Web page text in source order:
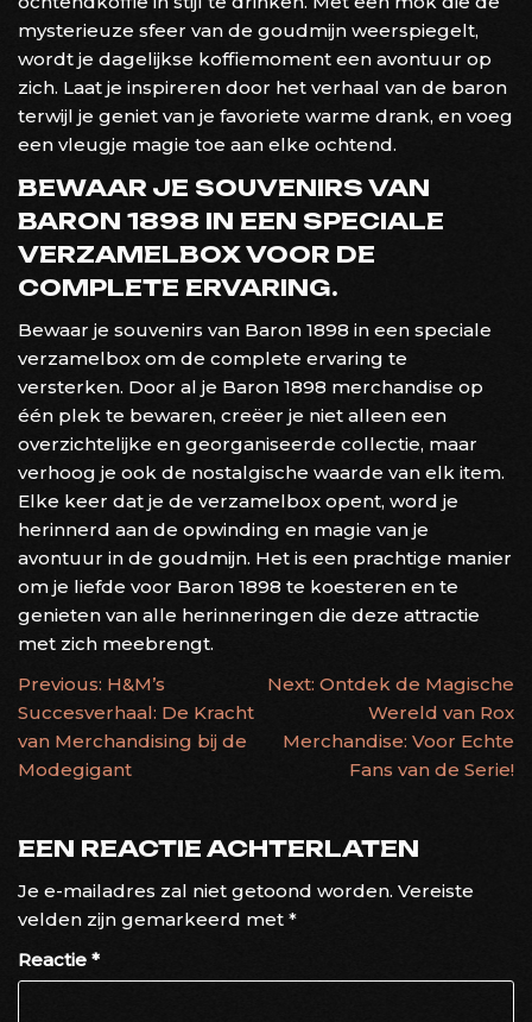
mysterieuze sfeer van de goudmijn weerspiegelt,
wordt je dagelijkse koffiemoment een avontuur op
zich. Laat je inspireren door het verhaal van de baron
terwijl je geniet van je favoriete warme drank, en voeg
een vleugje magie toe aan elke ochtend.
BEWAAR JE SOUVENIRS VAN
BARON 1898 IN EEN SPECIALE
VERZAMELBOX VOOR DE
COMPLETE ERVARING.
Bewaar je souvenirs van Baron 1898 in een speciale
verzamelbox om de complete ervaring te
versterken. Door al je Baron 1898 merchandise op
één plek te bewaren, creëer je niet alleen een
overzichtelijke en georganiseerde collectie, maar
verhoog je ook de nostalgische waarde van elk item.
Elke keer dat je de verzamelbox opent, word je
herinnerd aan de opwinding en magie van je
avontuur in de goudmijn. Het is een prachtige manier
om je liefde voor Baron 1898 te koesteren en te
genieten van alle herinneringen die deze attractie
met zich meebrengt.
BERICHTNAVIGATIE
Previous: H&M’s
Succesverhaal: De Kracht
van Merchandising bij de
Modegigant
Next: Ontdek de Magische
Wereld van Rox
Merchandise: Voor Echte
Fans van de Serie!
EEN REACTIE ACHTERLATEN
Je e-mailadres zal niet getoond worden. Vereiste
velden zijn gemarkeerd met *
Reactie *